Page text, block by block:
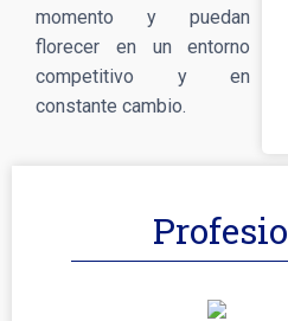
momento y puedan
florecer en un entorno
competitivo y en
constante cambio.